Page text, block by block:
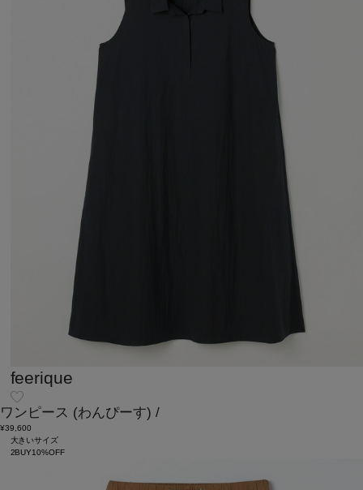
feerique
ワンピース (わんぴーす) /
¥39,600
大きいサイズ
2BUY10%OFF